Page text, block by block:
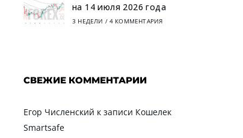
на 14 июля 2026 года
3 НЕДЕЛИ / 4 КОММЕНТАРИЯ
СВЕЖИЕ КОММЕНТАРИИ
Егор Численский к записи Кошелек
Smartsafe